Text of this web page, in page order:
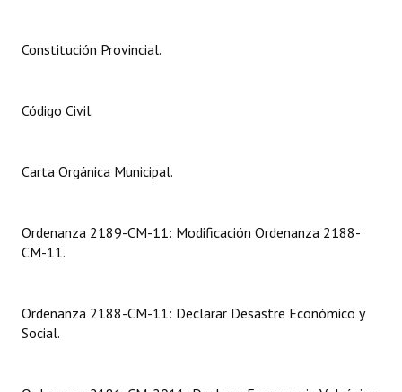
DOCUMENTOS
Proyectos Presentados
Actas de Sesión
Constitución Provincial.
Código Civil.
Carta Orgánica Municipal.
Ordenanza 2189-CM-11: Modificación Ordenanza 2188-
CM-11.
Ordenanza 2188-CM-11: Declarar Desastre Económico y
Social.